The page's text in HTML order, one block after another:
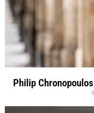
Philip